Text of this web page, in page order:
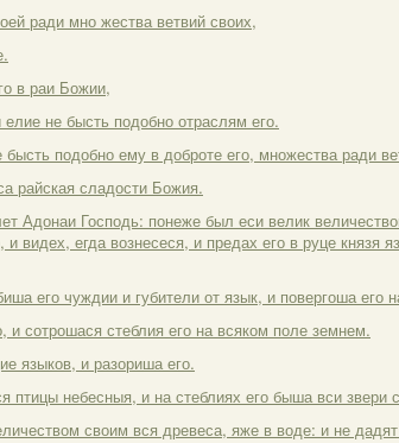
ради мно жества ветвий своих,
в раи Божии,
не бысть подобно отраслям его.
подобно ему в доброте его, множества ради
райская сладости Божия.
Адонаи Господь: понеже был еси велик
видех, егда вознесеся, и предах его в руце князя
его чуждии и губители от язык, и повергоша его
и сотрошася стеблия его на всяком поле земнем.
языков, и разориша его.
птицы небесныя, и на стеблиях его быша вси звери
своим вся древеса, яже в воде: и не